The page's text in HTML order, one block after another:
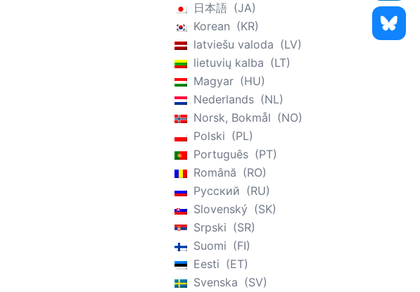
日本語
JA
Korean
KR
latviešu valoda
LV
lietuvių kalba
LT
Magyar
HU
Nederlands
NL
Norsk, Bokmål
NO
Polski
PL
Português
PT
Română
RO
Русский
RU
Slovenský
SK
Srpski
SR
Suomi
FI
Eesti
ET
Svenska
SV